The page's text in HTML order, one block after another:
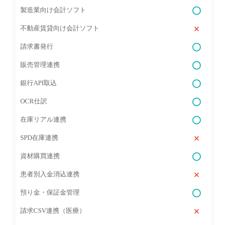
製造業向け会計ソフト
不動産賃貸向け会計ソフト
請求書発行
販売管理連携
銀行API取込
OCR仕訳
在庫リアル連携
SPD在庫連携
資材購買連携
患者別入金消込連携
預り金・保証金管理
請求CSV連携（医療）